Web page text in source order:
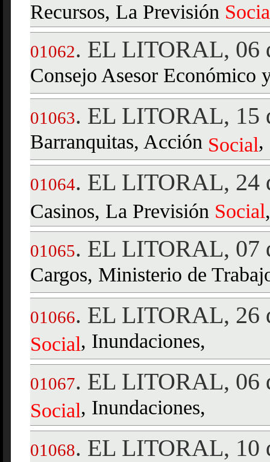
Recursos, La Previsión
01062. EL LITORAL, 06
Consejo Asesor Económico
01063. EL LITORAL, 15
Barranquitas, Acción Social,
01064. EL LITORAL, 24
Casinos, La Previsión Social,
01065. EL LITORAL, 07
Cargos, Ministerio de
01066. EL LITORAL, 26
Social, Inundaciones,
01067. EL LITORAL, 06
Social, Inundaciones,
01068. EL LITORAL, 10